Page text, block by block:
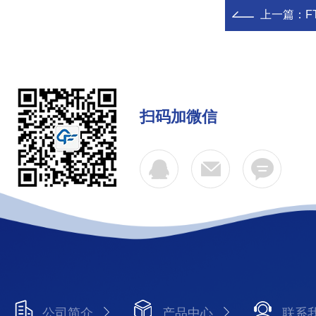
上一篇：
扫码加微信
公司简介 产品中心 联系